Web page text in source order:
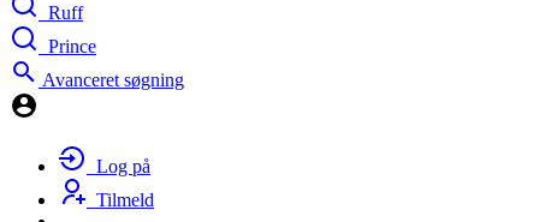
Ruff
Prince
Avanceret søgning
Log på
Tilmeld